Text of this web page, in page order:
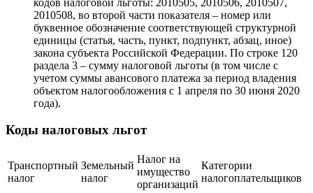
2010508, во второй части показателя – номер или
буквенное обозначение соответствующей структурной
единицы (статья, часть, пункт, подпункт, абзац, иное)
закона субъекта Российской Федерации. По строке 120
раздела 3 – сумму налоговой льготы (в том числе с
учетом суммы авансового платежа за период владения
объектом налогообложения с 1 апреля по 30 июня 2020
года).
Коды налоговых льгот
Транспортный
налог
Земельный
налог
Налог на
имущество
организаций
Категории
налогоплательщиков